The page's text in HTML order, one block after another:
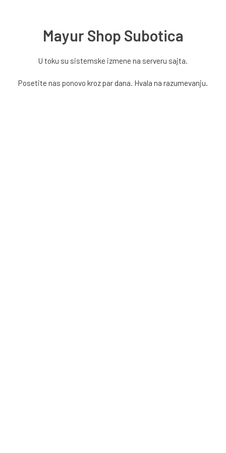
Mayur Shop Subotica
U toku su sistemske izmene na serveru sajta.
Posetite nas ponovo kroz par dana. Hvala na razumevanju.